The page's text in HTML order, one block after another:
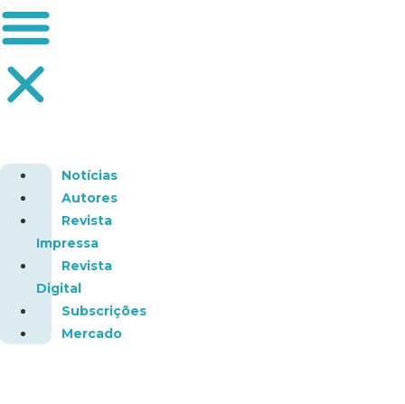
Notícias
Autores
Revista
Impressa
Revista
Digital
Subscrições
Mercado